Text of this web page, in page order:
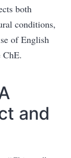
both
conditions,
of English
ChE.
and